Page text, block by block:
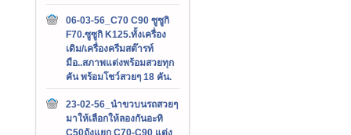
06-03-56_C70 C90 ซูซูกิ
F70.ซูซูกิ K125.ทั้งเครื่อง
เดิม/เครื่องครีมสต๊ารท์
มือ..สภาพแต่งพร้อมสวยทุก
คัน พร้อมโชว์สวยๆ 18 คัน.
23-02-56_นำขวบนรถสวยๆ
มาให้เลือกให้ลองกันอะทิ
C50ถังแยก C70-C90 แต่ง